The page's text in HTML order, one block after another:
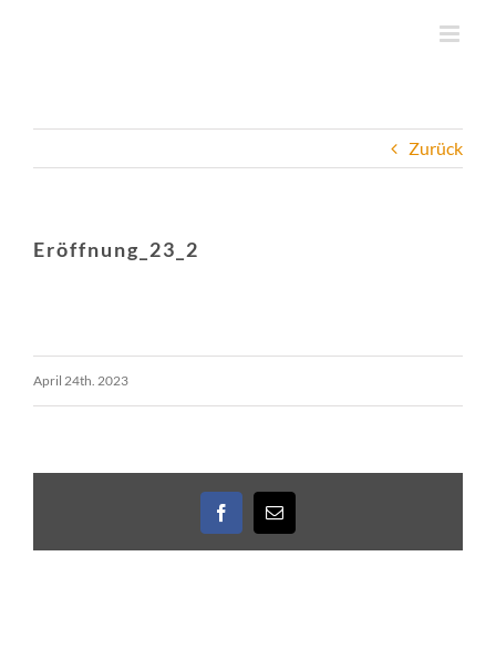
Zurück
Eröffnung_23_2
April 24th. 2023
Facebook
E-
Mail